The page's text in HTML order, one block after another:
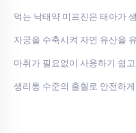
먹는 낙태약 미프진은 태아가
자궁을 수축시켜 자연 유산을
마취가 필요없이 사용하기 쉽
생리통 수준의 출혈로 안전하